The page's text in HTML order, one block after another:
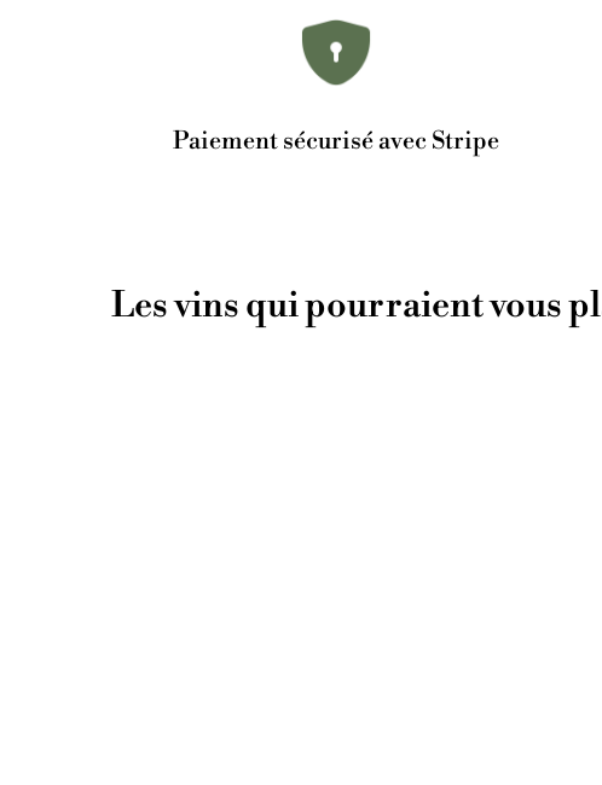
Paiement sécurisé avec Stripe
Les vins qui pourraient vous